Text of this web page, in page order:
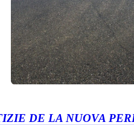
DE LA NUOVA